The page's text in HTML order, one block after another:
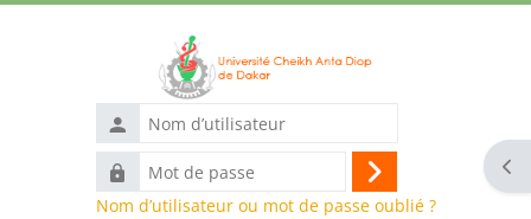
Nom
d’utilisateur
Mot
de
Connexion
Nom d’utilisateur ou mot de passe oublié ?